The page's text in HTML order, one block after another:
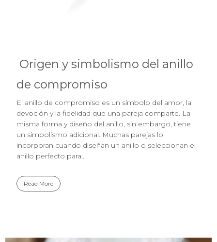
Origen y simbolismo del anillo
de compromiso
El anillo de compromiso es un símbolo del amor, la
devoción y la fidelidad que una pareja comparte. La
misma forma y diseño del anillo, sin embargo, tiene
un simbolismo adicional. Muchas parejas lo
incorporan cuando diseñan un anillo o seleccionan el
anillo perfecto para...
Read More